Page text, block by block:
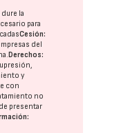
la
para
Cesión:
del
Derechos:
y
con
no
presentar